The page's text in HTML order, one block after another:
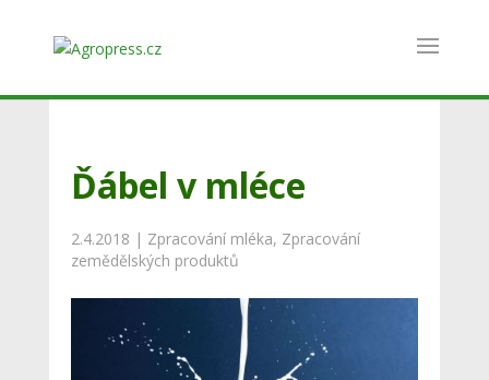
Ďábel v mléce
2.4.2018 | Zpracování mléka, Zpracování
zemědělských produktů